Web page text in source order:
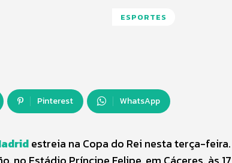
ESPORTES
Pinterest WhatsApp
estreia na Copa do Rei nesta terça-